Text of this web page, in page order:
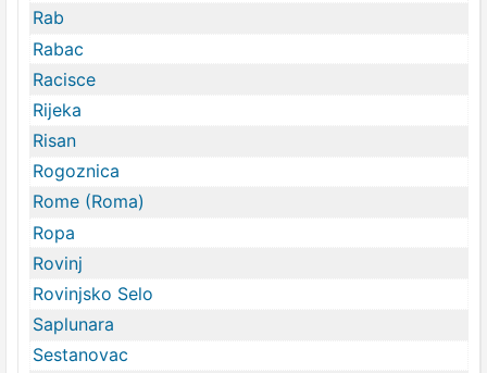
Rab
Rabac
Racisce
Rijeka
Risan
Rogoznica
Rome (Roma)
Ropa
Rovinj
Rovinjsko Selo
Saplunara
Sestanovac